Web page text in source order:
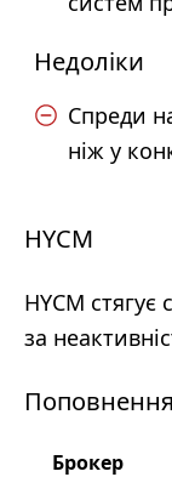
Недоліки
Спреди
ніж у
HYCM
HYCM стягує
за
Брокер